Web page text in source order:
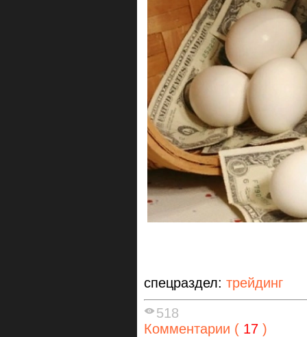
спецраздел: трейдинг
518
Комментарии ( 17 )